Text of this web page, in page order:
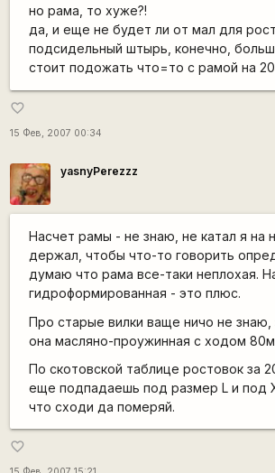
но рама, то хуже?!
да, и еще не будет ли от мал для
подсидельный штырь, конечно,
стоит подожать что=то с рамой на
favorite_border
15 Фев, 2007 00:34
yasnyPerezzz
Насчет рамы - не знаю, не катал я на
держал, чтобы что-то говорить
думаю что рама все-таки неплохая.
гидроформированная - это плюс.
Про старые вилки ваще ничо не знаю,
она масляно-проужинная с ходом
По скотовской таблице ростовок за
еще подпадаешь под размер L и под
что сходи да померяй.
favorite_border